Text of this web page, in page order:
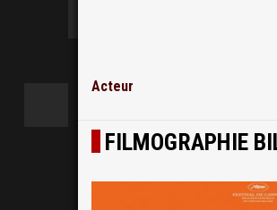
Acteur
FILMOGRAPHIE